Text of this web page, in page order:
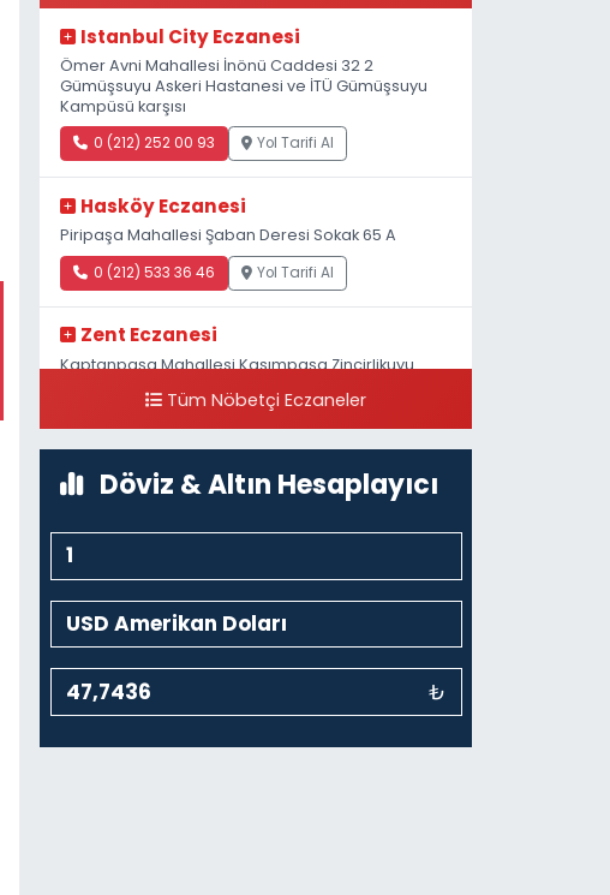
Istanbul City Eczanesi
Ömer Avni Mahallesi İnönü Caddesi 32 2
Gümüşsuyu Askeri Hastanesi ve İTÜ Gümüşsuyu
Kampüsü karşısı
0 (212) 252 00 93 Yol Tarifi Al
Hasköy Eczanesi
Piripaşa Mahallesi Şaban Deresi Sokak 65 A
0 (212) 533 36 46 Yol Tarifi Al
Zent Eczanesi
Kaptanpaşa Mahallesi Kasımpaşa Zincirlikuyu
Tüm Nöbetçi Eczaneler
Döviz & Altın Hesaplayıcı
₺